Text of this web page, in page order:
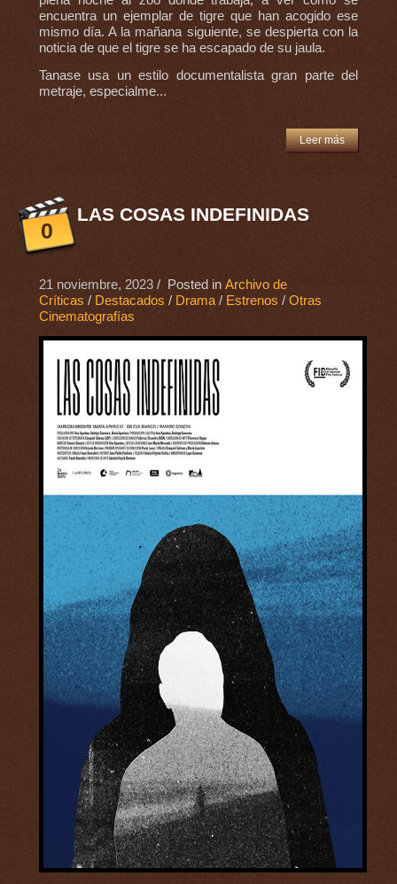
encuentra un ejemplar de tigre que han acogido ese
mismo día. A la mañana siguiente, se despierta con la
noticia de que el tigre se ha escapado de su jaula.
Tanase usa un estilo documentalista gran parte del
metraje, especialme...
Leer más
0
LAS COSAS INDEFINIDAS
21 noviembre, 2023/ Posted in Archivo de
Críticas / Destacados / Drama/ Estrenos / Otras
Cinematografías